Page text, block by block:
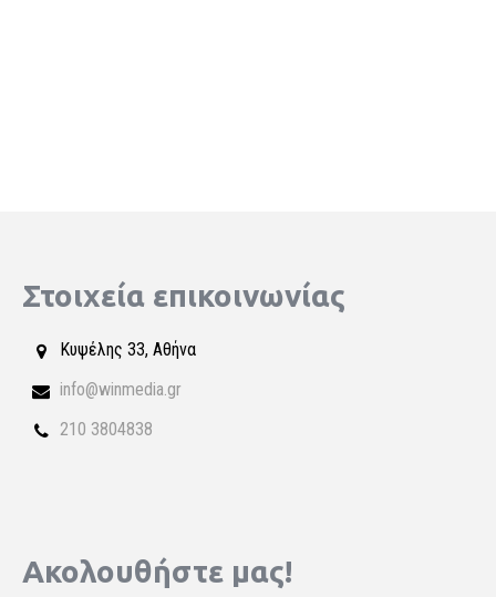
Στοιχεία επικοινωνίας
Κυψέλης 33, Αθήνα
info@winmedia.gr
210 3804838
Ακολουθήστε μας!